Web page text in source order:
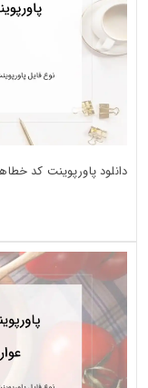
دانلود پاورپوینت کد خطاهای